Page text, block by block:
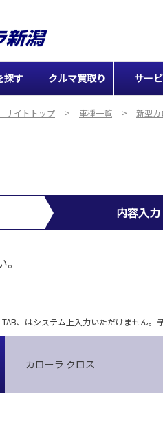
探す クルマ買取り サー
サイトトップ 車種一覧 新型
内容入力
、はシステム上入力いただけません。
カローラ クロス